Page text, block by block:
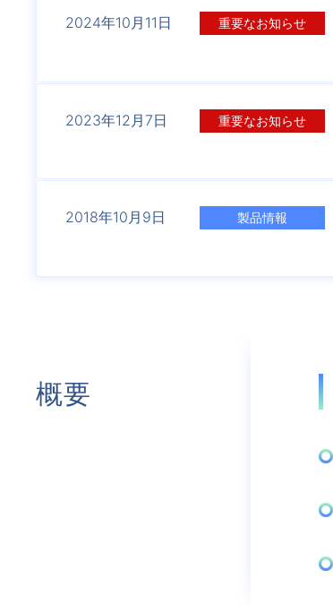
2024年10月11日 重要なお知らせ
2023年12月7日 重要なお知らせ
2018年10月9日 製品情報
概要